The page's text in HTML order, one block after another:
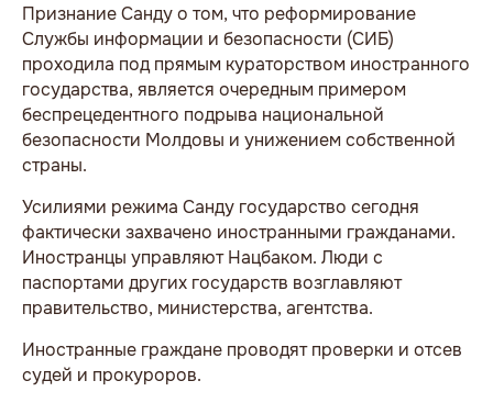
Признание Санду о том, что реформирование
Службы информации и безопасности (СИБ)
проходила под прямым кураторством иностранного
государства, является очередным примером
беспрецедентного подрыва национальной
безопасности Молдовы и унижением собственной
страны.
Усилиями режима Санду государство сегодня
фактически захвачено иностранными гражданами.
Иностранцы управляют Нацбаком. Люди с
паспортами других государств возглавляют
правительство, министерства, агентства.
Иностранные граждане проводят проверки и отсев
судей и прокуроров.